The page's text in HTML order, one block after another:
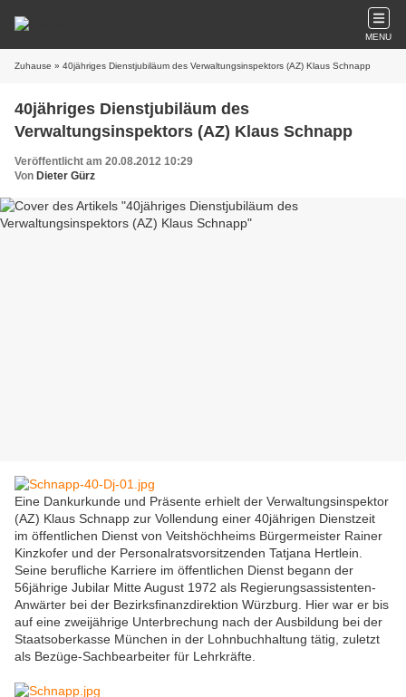
MENU
Zuhause » 40jähriges Dienstjubiläum des Verwaltungsinspektors (AZ) Klaus Schnapp
40jähriges Dienstjubiläum des
Verwaltungsinspektors (AZ) Klaus Schnapp
Veröffentlicht am 20.08.2012 10:29
Von Dieter Gürz
Eine Dankurkunde und Präsente erhielt der Verwaltungsinspektor
(AZ) Klaus Schnapp zur Vollendung einer 40jährigen Dienstzeit
im öffentlichen Dienst von Veitshöchheims Bürgermeister Rainer
Kinzkofer und der Personalratsvorsitzenden Tatjana Hertlein.
Seine berufliche Karriere im öffentlichen Dienst begann der
56jährige Jubilar Mitte August 1972 als Regierungsassistenten-
Anwärter bei der Bezirksfinanzdirektion Würzburg. Hier war er bis
auf eine zweijährige Unterbrechung nach der Ausbildung bei der
Staatsoberkasse München in der Lohnbuchhaltung tätig, zuletzt
als Bezüge-Sachbearbeiter für Lehrkräfte.